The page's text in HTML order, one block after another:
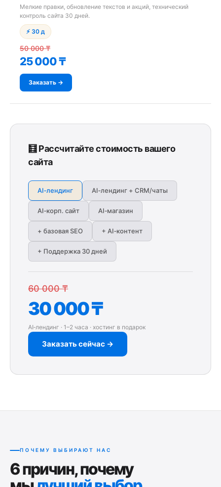
Мелкие правки, обновление текстов и акций, технический
контроль сайта 30 дней.
⚡ 30 д
50 000 ₸
25 000 ₸
Заказать →
🧮 Рассчитайте стоимость вашего
сайта
AI‑лендинг AI‑лендинг + CRM/чаты
AI‑корп. сайт AI‑магазин
+ базовая SEO + AI‑контент
+ Поддержка 30 дней
60 000 ₸
30 000 ₸
AI‑лендинг · 1–2 часа · хостинг в подарок
Заказать сейчас →
ПОЧЕМУ ВЫБИРАЮТ НАС
6 причин, почему